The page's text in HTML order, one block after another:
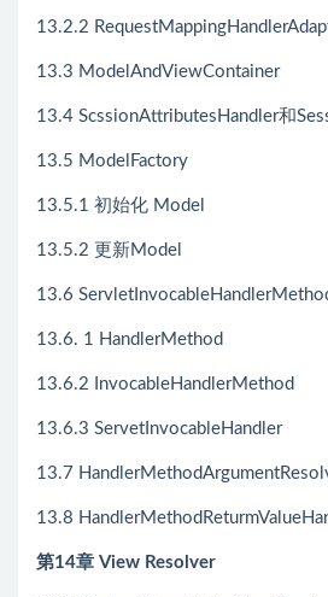
13.2.2
13.3 ModelAndViewContainer
13.4 ScssionAttributesHandler和
13.5 ModelFactory
13.5.1 初始化 Model
13.5.2 更新Model
13.6
13.6. 1 HandlerMethod
13.6.2 InvocableHandlerMethod
13.6.3 ServetInvocableHandler
13.7
13.8
第14章 View Resolver